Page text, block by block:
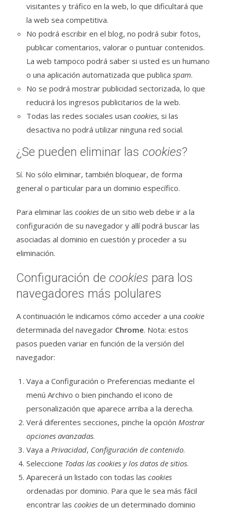
visitantes y tráfico en la web, lo que dificultará que
la web sea competitiva.
No podrá escribir en el blog, no podrá subir fotos,
publicar comentarios, valorar o puntuar contenidos.
La web tampoco podrá saber si usted es un humano
o una aplicación automatizada que publicaspam.
No se podrá mostrar publicidad sectorizada, lo que
reducirá los ingresos publicitarios de la web.
Todas las redes sociales usancookies, si las
desactiva no podrá utilizar ninguna red social.
¿Se pueden eliminar las cookies?
Sí. No sólo eliminar, también bloquear, de forma
general o particular para un dominio específico.
Para eliminar lascookies de un sitio web debe ir a la
configuración de su navegador y allí podrá buscar las
asociadas al dominio en cuestión y proceder a su
eliminación.
Configuración de cookies para los
navegadores más polulares
A continuación le indicamos cómo acceder a unacookie
determinada del navegador Chrome. Nota: estos
pasos pueden variar en función de la versión del
navegador:
Vaya a Configuración o Preferencias mediante el
menú Archivo o bien pinchando el icono de
personalización que aparece arriba a la derecha.
Verá diferentes secciones, pinche la opciónMostrar
opciones avanzadas.
Vaya aPrivacidad, Configuración de contenido.
Seleccione Todas lascookies y los datos de sitios.
Aparecerá un listado con todas lascookies
ordenadas por dominio. Para que le sea más fácil
encontrar lascookies de un determinado dominio